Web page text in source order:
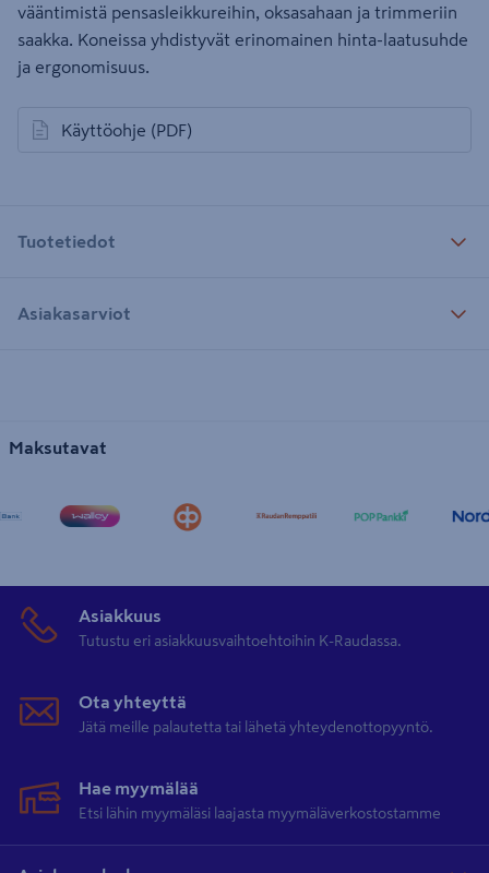
vääntimistä pensasleikkureihin, oksasahaan ja trimmeriin
saakka. Koneissa yhdistyvät erinomainen hinta-laatusuhde
ja ergonomisuus.
Käyttöohje (PDF)
avautuu uuteen välilehteen
Tuotetiedot
Asiakasarviot
Maksutavat
Asiakkuus
Tutustu eri asiakkuusvaihtoehtoihin K-Raudassa.
Ota yhteyttä
Jätä meille palautetta tai lähetä yhteydenottopyyntö.
Hae myymälää
Etsi lähin myymäläsi laajasta myymäläverkostostamme